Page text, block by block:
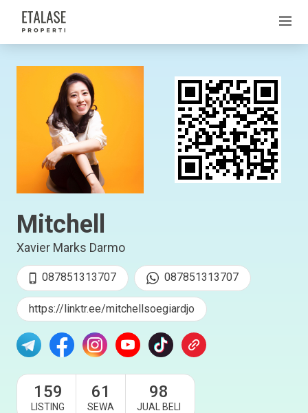
Mitchell
Xavier Marks Darmo
087851313707 087851313707
https://linktr.ee/mitchellsoegiardjo
159
LISTING
61
SEWA
98
JUAL BELI